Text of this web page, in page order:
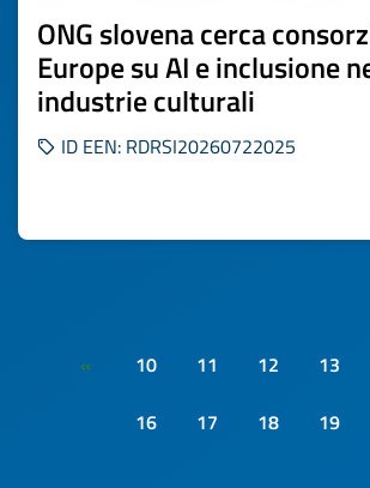
ONG slovena cerca
Europe su AI e inclusione
industrie culturali
ID EEN: RDRSI20260722025
« 10 11 12 13
16
17 18 19